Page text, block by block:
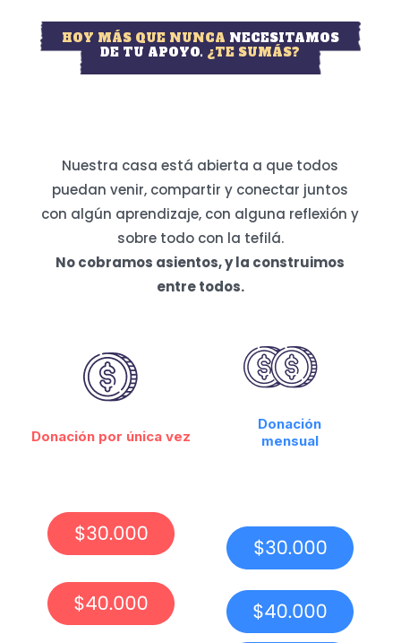
HOY MÁS QUE NUNCA NECESITAMOS
DE TU APOYO. ¿TE SUMÁS?
Nuestra casa está abierta a que todos
puedan venir, compartir y conectar juntos
con algún aprendizaje, con alguna reflexión y
sobre todo con la tefilá.
No cobramos asientos, y la construimos
entre todos.
Donación por única vez
Donación
mensual